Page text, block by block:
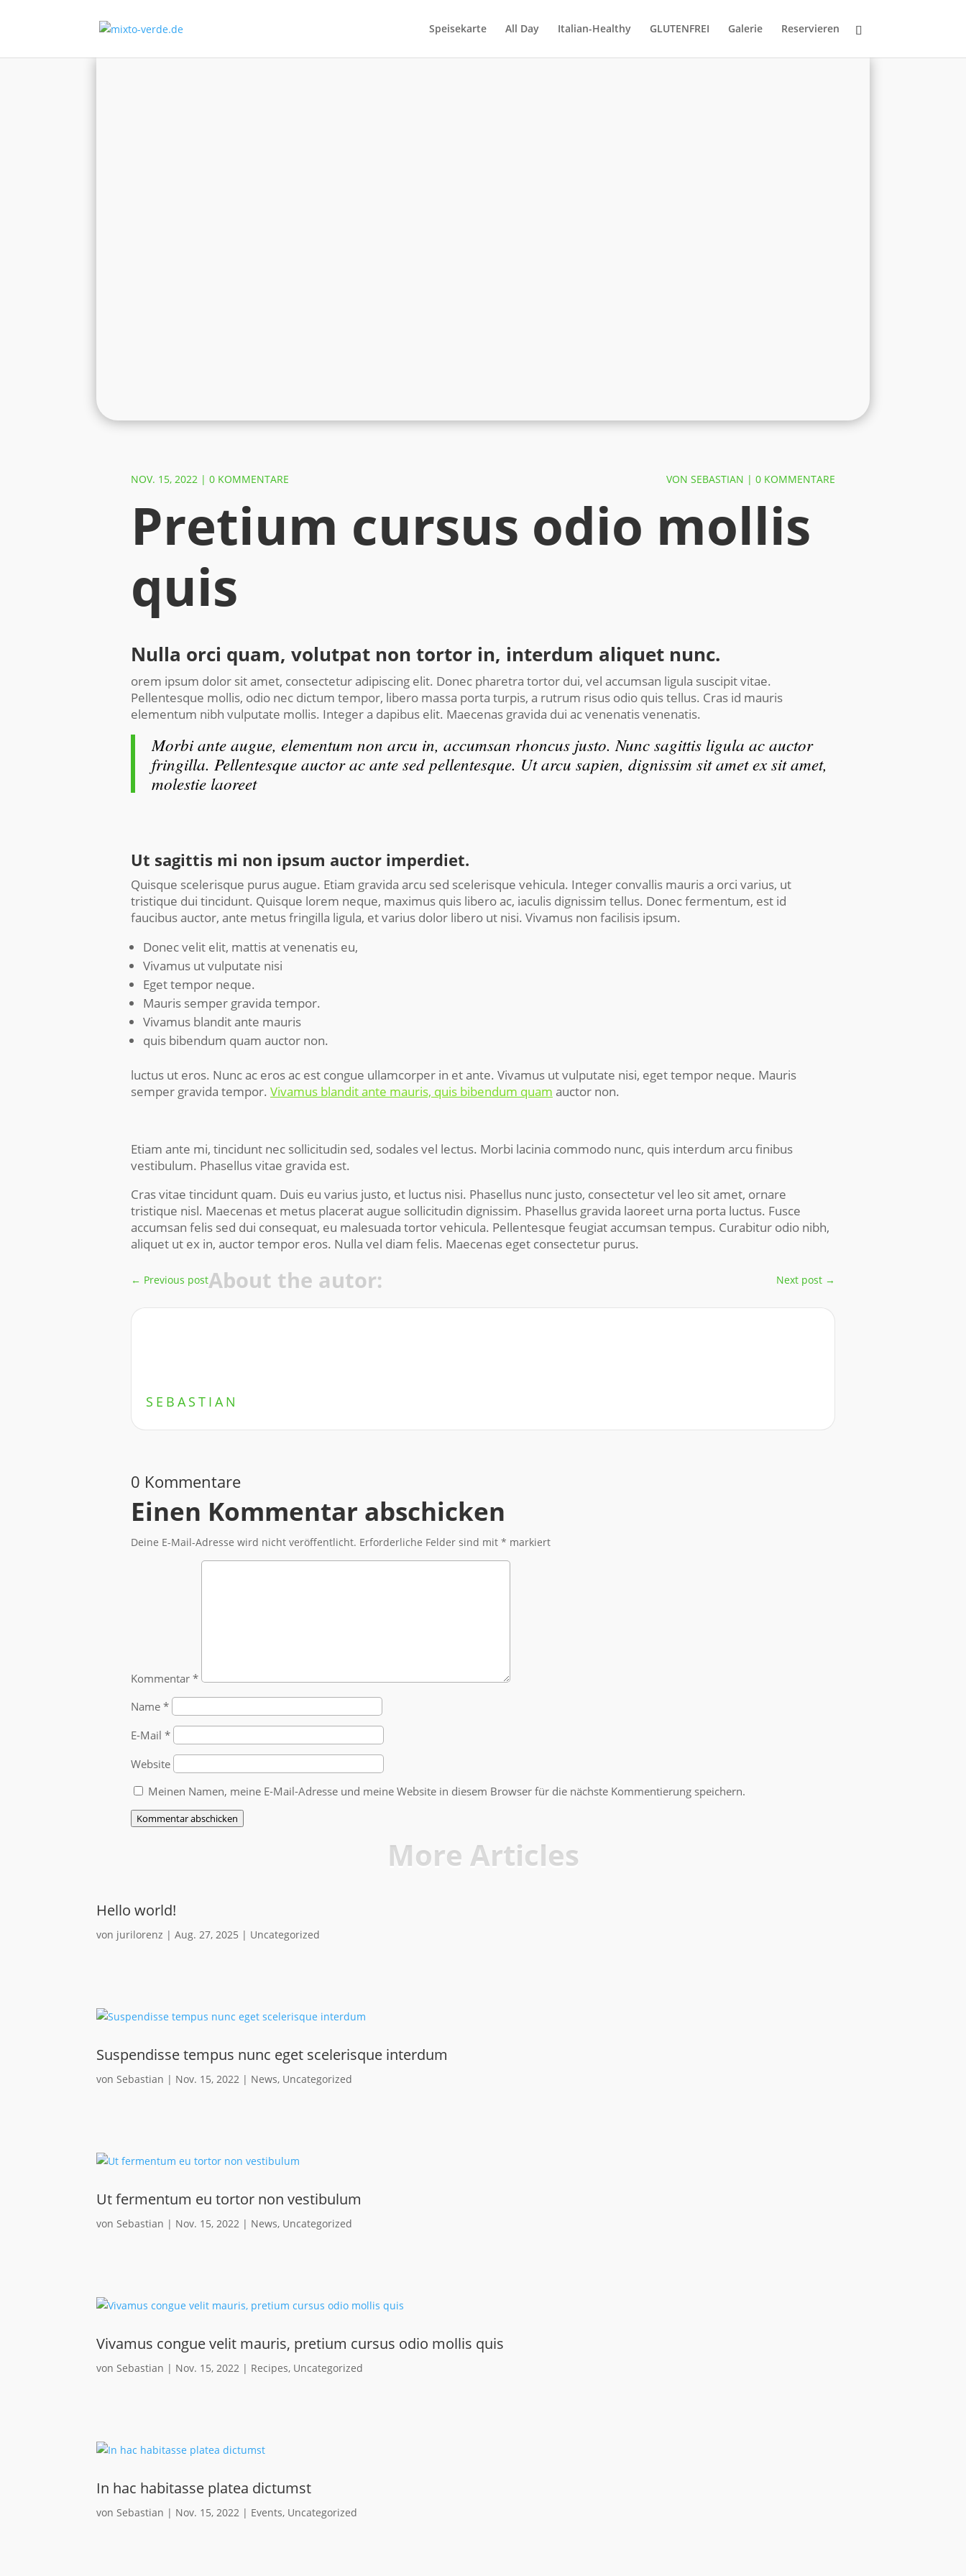
Speisekarte All Day Italian-Healthy GLUTENFREI Galerie Reservieren
NOV. 15, 2022 | 0 KOMMENTARE VON SEBASTIAN | 0 KOMMENTARE
Pretium cursus odio mollis
quis
Nulla orci quam, volutpat non tortor in, interdum aliquet nunc.
orem ipsum dolor sit amet, consectetur adipiscing elit. Donec pharetra tortor dui, vel accumsan ligula suscipit vitae.
Pellentesque mollis, odio nec dictum tempor, libero massa porta turpis, a rutrum risus odio quis tellus. Cras id mauris
elementum nibh vulputate mollis. Integer a dapibus elit. Maecenas gravida dui ac venenatis venenatis.
Morbi ante augue, elementum non arcu in, accumsan rhoncus justo. Nunc sagittis ligula ac auctor
fringilla. Pellentesque auctor ac ante sed pellentesque. Ut arcu sapien, dignissim sit amet ex sit amet,
molestie laoreet
Ut sagittis mi non ipsum auctor imperdiet.
Quisque scelerisque purus augue. Etiam gravida arcu sed scelerisque vehicula. Integer convallis mauris a orci varius, ut
tristique dui tincidunt. Quisque lorem neque, maximus quis libero ac, iaculis dignissim tellus. Donec fermentum, est id
faucibus auctor, ante metus fringilla ligula, et varius dolor libero ut nisi. Vivamus non facilisis ipsum.
Donec velit elit, mattis at venenatis eu,
Vivamus ut vulputate nisi
Eget tempor neque.
Mauris semper gravida tempor.
Vivamus blandit ante mauris
quis bibendum quam auctor non.
luctus ut eros. Nunc ac eros ac est congue ullamcorper in et ante. Vivamus ut vulputate nisi, eget tempor neque. Mauris
semper gravida tempor. Vivamus blandit ante mauris, quis bibendum quam auctor non.
Etiam ante mi, tincidunt nec sollicitudin sed, sodales vel lectus. Morbi lacinia commodo nunc, quis interdum arcu finibus
vestibulum. Phasellus vitae gravida est.
Cras vitae tincidunt quam. Duis eu varius justo, et luctus nisi. Phasellus nunc justo, consectetur vel leo sit amet, ornare
tristique nisl. Maecenas et metus placerat augue sollicitudin dignissim. Phasellus gravida laoreet urna porta luctus. Fusce
accumsan felis sed dui consequat, eu malesuada tortor vehicula. Pellentesque feugiat accumsan tempus. Curabitur odio nibh,
aliquet ut ex in, auctor tempor eros. Nulla vel diam felis. Maecenas eget consectetur purus.
← Previous post Next post →
About the autor:
SEBASTIAN
0 Kommentare
Einen Kommentar abschicken
Deine E-Mail-Adresse wird nicht veröffentlicht. Erforderliche Felder sind mit * markiert
Kommentar *
Name *
E-Mail *
Website
Meinen Namen, meine E-Mail-Adresse und meine Website in diesem Browser für die nächste Kommentierung speichern.
Kommentar abschicken
More Articles
Hello world!
von jurilorenz |Aug. 27, 2025 | Uncategorized
Suspendisse tempus nunc eget scelerisque interdum
von Sebastian | Nov. 15, 2022 | News, Uncategorized
Ut fermentum eu tortor non vestibulum
von Sebastian | Nov. 15, 2022 | News, Uncategorized
Vivamus congue velit mauris, pretium cursus odio mollis quis
von Sebastian | Nov. 15, 2022 | Recipes, Uncategorized
In hac habitasse platea dictumst
von Sebastian | Nov. 15, 2022 | Events, Uncategorized